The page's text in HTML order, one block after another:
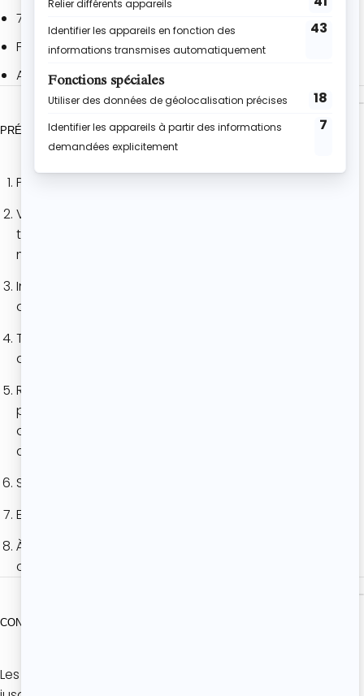
70 g de beurre fondu
Framboises surgelées
Amandes effilées
PRÉPARATION
Préchauffe le four à 200°.
Verse les blancs d’œufs dans un bol et fouette le
tout énergiquement jusqu’à ce qu’ils deviennent
mousseux.
Incorpore la farine, le sucre glace et la poudre
d’amande délicatement avec une maryse .
Termine en ajoutant le beurre fondu, toujours
avec la maryse.
Remplis les cavités de ton moule à financiers,
préalablement beurré, avec la préparation
obtenue et dépose une framboise au centre de
chaque financier.
Saupoudre le tout d’amandes effilées.
Enfourne 18 minutes.
À la sortie du four, laisse tes financiers
complètement refroidir avant de les démouler.
CONSERVATION
Les financiers, au frais, dans une boîte hermétique,